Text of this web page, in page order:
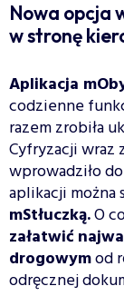
Nowa opcja
w stronę
Aplikacja
codzienne
razem zrobiła
Cyfryzacji wraz
wprowadziło
aplikacji można
mStłuczką.O
załatwić
drogowymod
odręcznej